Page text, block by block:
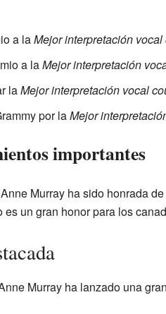
a laMejor interpretación
a laMejor interpretación
laMejor interpretación vocal
por laMejor
importantes
Murray ha sido honrada
es un gran honor para los
Murray ha lanzado una